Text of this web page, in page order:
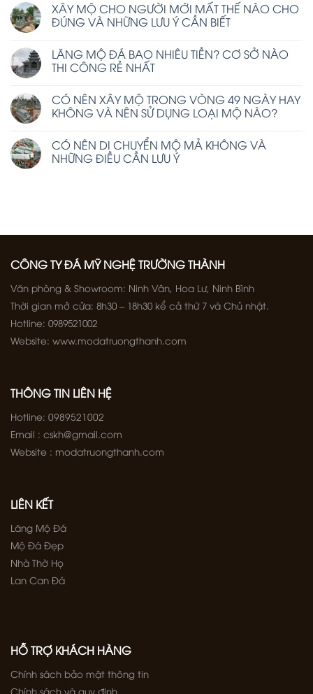
XÂY MỘ CHO NGƯỜI MỚI MẤT THẾ NÀO CHO
ĐÚNG VÀ NHỮNG LƯU Ý CẦN BIẾT
LĂNG MỘ ĐÁ BAO NHIÊU TIỀN? CƠ SỞ NÀO
THI CÔNG RẺ NHẤT
CÓ NÊN XÂY MỘ TRONG VÒNG 49 NGÀY HAY
KHÔNG VÀ NÊN SỬ DỤNG LOẠI MỘ NÀO?
CÓ NÊN DI CHUYỂN MỘ MẢ KHÔNG VÀ
NHỮNG ĐIỀU CẦN LƯU Ý
CÔNG TY ĐÁ MỸ NGHỆ TRƯỜNG THÀNH
Văn phòng & Showroom: Ninh Vân, Hoa Lư, Ninh Bình
Thời gian mở cửa: 8h30 – 18h30 kể cả thứ 7 và Chủ nhật.
Hotline: 0989521002
Website: www.modatruongthanh.com
THÔNG TIN LIÊN HỆ
Hotline: 0989521002
Email : cskh@gmail.com
Website : modatruongthanh.com
LIÊN KẾT
Lăng Mộ Đá
Mộ Đá Đẹp
Nhà Thờ Họ
Lan Can Đá
HỖ TRỢ KHÁCH HÀNG
Chính sách bảo mật thông tin
Chính sách và quy định